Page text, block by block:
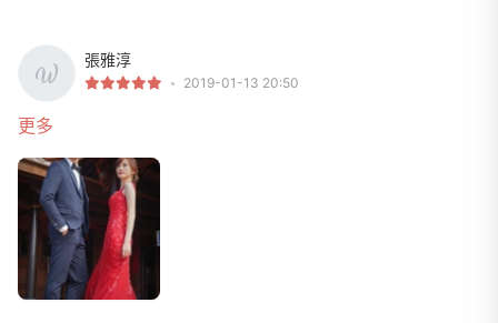
張雅淳
2019-01-13 20:50
更多